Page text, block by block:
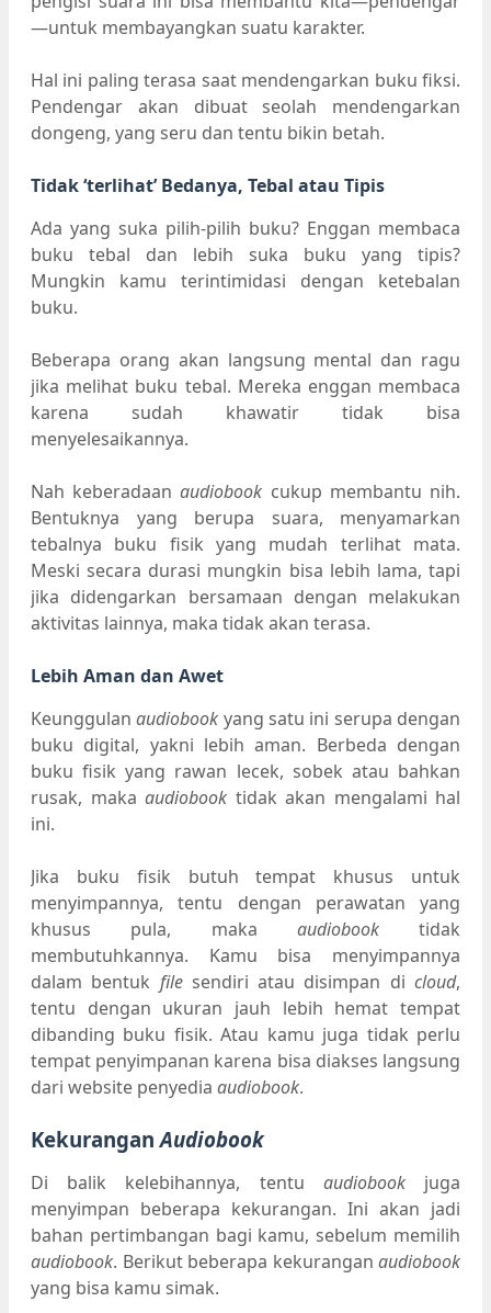
—untuk membayangkan suatu karakter.
Hal ini paling terasa saat mendengarkan buku fiksi.
Pendengar akan dibuat seolah mendengarkan
dongeng, yang seru dan tentu bikin betah.
Tidak ‘terlihat’ Bedanya, Tebal atau Tipis
Ada yang suka pilih-pilih buku? Enggan membaca
buku tebal dan lebih suka buku yang tipis?
Mungkin kamu terintimidasi dengan ketebalan
buku.
Beberapa orang akan langsung mental dan ragu
jika melihat buku tebal. Mereka enggan membaca
karena sudah khawatir tidak bisa
menyelesaikannya.
Nah keberadaanaudiobook cukup membantu nih.
Bentuknya yang berupa suara, menyamarkan
tebalnya buku fisik yang mudah terlihat mata.
Meski secara durasi mungkin bisa lebih lama, tapi
jika didengarkan bersamaan dengan melakukan
aktivitas lainnya, maka tidak akan terasa.
Lebih Aman dan Awet
Keunggulanaudiobook yang satu ini serupa dengan
buku digital, yakni lebih aman. Berbeda dengan
buku fisik yang rawan lecek, sobek atau bahkan
rusak, maka audiobook tidak akan mengalami hal
ini.
Jika buku fisik butuh tempat khusus untuk
menyimpannya, tentu dengan perawatan yang
khusus pula, maka audiobooktidak
membutuhkannya. Kamu bisa menyimpannya
dalam bentuk filesendiri atau disimpan di cloud,
tentu dengan ukuran jauh lebih hemat tempat
dibanding buku fisik. Atau kamu juga tidak perlu
tempat penyimpanan karena bisa diakses langsung
dari website penyedia audiobook.
KekuranganAudiobook
Di balik kelebihannya, tentu audiobookjuga
menyimpan beberapa kekurangan. Ini akan jadi
bahan pertimbangan bagi kamu, sebelum memilih
audiobook. Berikut beberapa kekurangan audiobook
yang bisa kamu simak.